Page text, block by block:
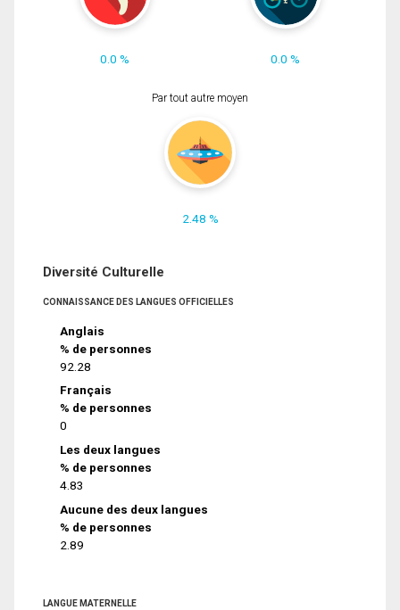
0.0 % 0.0 %
Par tout autre moyen
2.48 %
Diversité Culturelle
CONNAISSANCE DES LANGUES OFFICIELLES
Anglais
% de personnes
92.28
Français
% de personnes
0
Les deux langues
% de personnes
4.83
Aucune des deux langues
% de personnes
2.89
LANGUE MATERNELLE